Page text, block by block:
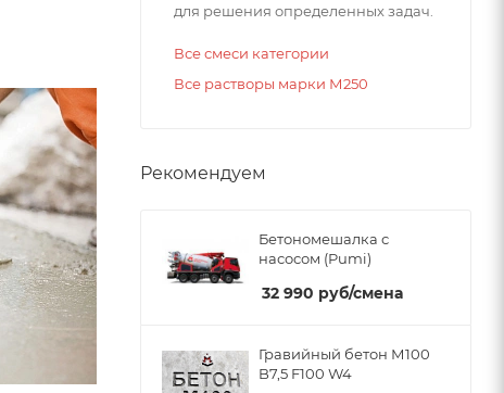
для решения определенных задач.
Все смеси категории
Все растворы марки М250
Рекомендуем
Бетономешалка с
насосом (Pumi)
32 990 руб/смена
Гравийный бетон М100
B7,5 F100 W4